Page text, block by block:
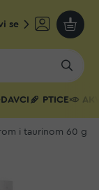
se
Moja
PTICE
i taurinom 60 g